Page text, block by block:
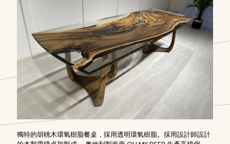
獨特的胡桃木環氧樹脂餐桌，採用透明環氧樹脂。採用設計師設計